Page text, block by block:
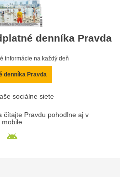
denníka Pravda
informácie na každý deň
denníka Pravda
sociálne siete
čítajte Pravdu pohodlne aj v
mobile